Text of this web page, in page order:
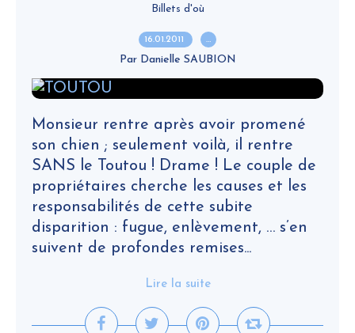
Billets d'où
16.01.2011 …
Par Danielle SAUBION
Monsieur rentre après avoir promené
son chien ; seulement voilà, il rentre
SANS le Toutou ! Drame ! Le couple de
propriétaires cherche les causes et les
responsabilités de cette subite
disparition : fugue, enlèvement, … s’en
suivent de profondes remises...
Lire la suite